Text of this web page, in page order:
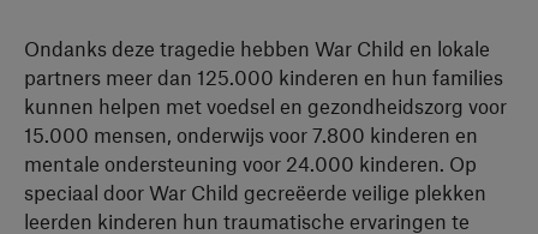
Ondanks deze tragedie hebben War Child en lokale
partners meer dan 125.000 kinderen en hun families
kunnen helpen met voedsel en gezondheidszorg voor
15.000 mensen, onderwijs voor 7.800 kinderen en
mentale ondersteuning voor 24.000 kinderen. Op
speciaal door War Child gecreëerde veilige plekken
leerden kinderen hun traumatische ervaringen te